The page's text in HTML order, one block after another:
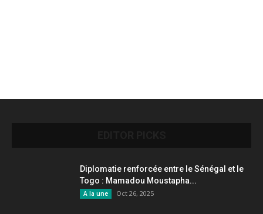
Diplomatie renforcée entre le Sénégal et le
Togo : Mamadou Moustapha...
A la une Oct 26, 2025